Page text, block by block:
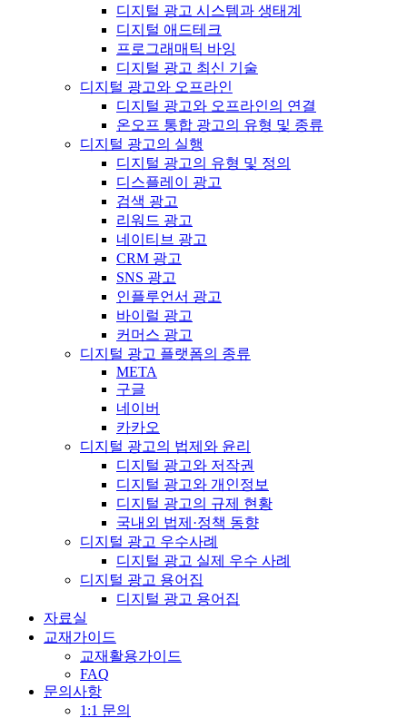
디지털 광고 시스템과 생태계
디지털 애드테크
프로그래매틱 바잉
디지털 광고 최신 기술
디지털 광고와 오프라인
디지털 광고와 오프라인의 연결
온오프 통합 광고의 유형 및 종류
디지털 광고의 실행
디지털 광고의 유형 및 정의
디스플레이 광고
검색 광고
리워드 광고
네이티브 광고
CRM 광고
SNS 광고
인플루언서 광고
바이럴 광고
커머스 광고
디지털 광고 플랫폼의 종류
META
구글
네이버
카카오
디지털 광고의 법제와 윤리
디지털 광고와 저작권
디지털 광고와 개인정보
디지털 광고의 규제 현황
국내외 법제·정책 동향
디지털 광고 우수사례
디지털 광고 실제 우수 사례
디지털 광고 용어집
디지털 광고 용어집
자료실
교재가이드
교재활용가이드
FAQ
문의사항
1:1 문의